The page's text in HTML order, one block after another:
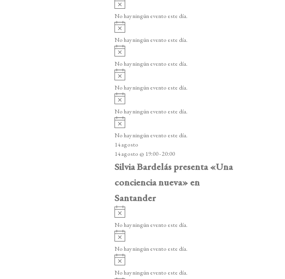
o
v
i
o
No hay ningún evento este día.
v
i
o
No hay ningún evento este día.
v
i
o
No hay ningún evento este día.
v
i
o
No hay ningún evento este día.
v
i
o
No hay ningún evento este día.
v
i
s
o
No hay ningún evento este día.
14 agosto
14 agosto @ 19:00-20:00
Silvia Bardelás presenta «Una
conciencia nueva» en
Santander
A
v
i
o
No hay ningún evento este día.
A
v
i
o
No hay ningún evento este día.
v
i
No hay ningún evento este día.